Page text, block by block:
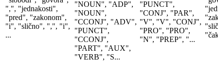
",", "jednakosti",
"pred", "zakonom",
"i", "slično", ",", "i",
...
"NOUN", "ADP",
"NOUN",
"CCONJ", "ADV",
"PUNCT",
"CCONJ",
"PART", "AUX",
"VERB", "S...
"PUNCT",
"CONJ", "PAR",
"V", "V", "CONJ",
"PRO", "PRO",
"N", "PREP", "...